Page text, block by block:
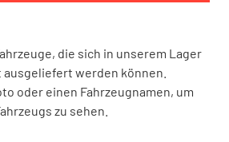
die sich in unserem Lager
werden können.
oder einen Fahrzeugnamen, um
zu sehen.